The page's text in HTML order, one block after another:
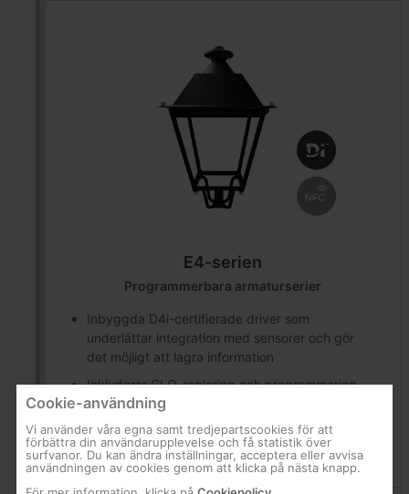
E4-serien
Programmerbara armaturserier
Inbyggda D4i-certifierade driver som
underlättar integration med sensorer och gör
det möjligt att lagra information
Inkluderar CLO-reglering och programmering
av NFC
DALI2 kommunikationsprotokoll
Produkter
Cookie-användning
Vi använder våra egna samt tredjepartscookies för att
förbättra din användarupplevelse och få statistik över
surfvanor. Du kan ändra inställningar, acceptera eller avvisa
användningen av cookies genom att klicka på nästa knapp.